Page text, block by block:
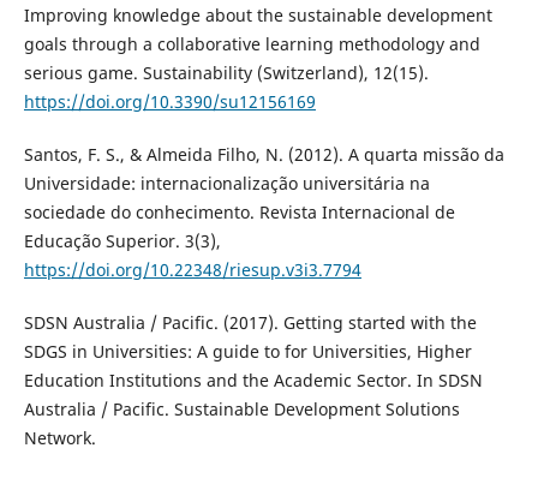
Improving knowledge about the sustainable development
goals through a collaborative learning methodology and
serious game. Sustainability (Switzerland), 12(15).
https://doi.org/10.3390/su12156169
Santos, F. S., & Almeida Filho, N. (2012). A quarta missão da
Universidade: internacionalização universitária na
sociedade do conhecimento. Revista Internacional de
Educação Superior. 3(3),
https://doi.org/10.22348/riesup.v3i3.7794
SDSN Australia / Pacific. (2017). Getting started with the
SDGS in Universities: A guide to for Universities, Higher
Education Institutions and the Academic Sector. In SDSN
Australia / Pacific. Sustainable Development Solutions
Network.